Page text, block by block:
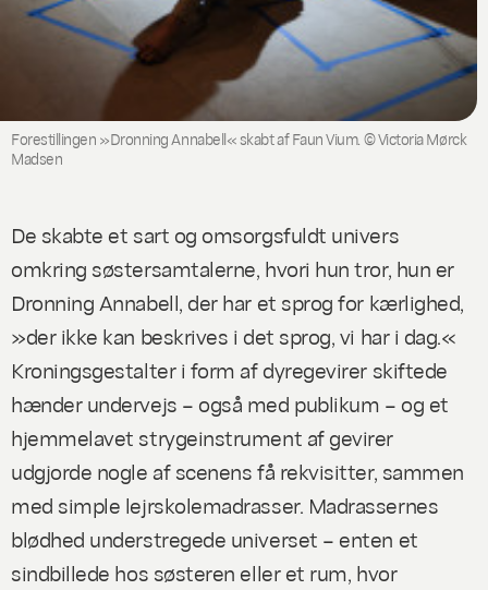
Forestillingen »Dronning Annabell« skabt af Faun Vium. © Victoria Mørck
Madsen
De skabte et sart og omsorgsfuldt univers
omkring søstersamtalerne, hvori hun tror, hun er
Dronning Annabell, der har et sprog for kærlighed,
»der ikke kan beskrives i det sprog, vi har i dag.«
Kroningsgestalter i form af dyregevirer skiftede
hænder undervejs – også med publikum – og et
hjemmelavet strygeinstrument af gevirer
udgjorde nogle af scenens få rekvisitter, sammen
med simple lejrskolemadrasser. Madrassernes
blødhed understregede universet – enten et
sindbillede hos søsteren eller et rum, hvor